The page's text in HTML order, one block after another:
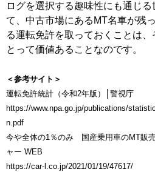
ログを選択する趣味性にも通じ
て、中古市場にあるMT名車が残
る運転免許を取っておくことは
とって価値あることなのです。
＜参考サイト＞
運転免許統計（令和2年版）│警視庁
https://www.npa.go.jp/publications/
n.pdf
今や全体の1％のみ 国産乗用車のMT販
ャー WEB
https://car-l.co.jp/2021/01/19/47617/